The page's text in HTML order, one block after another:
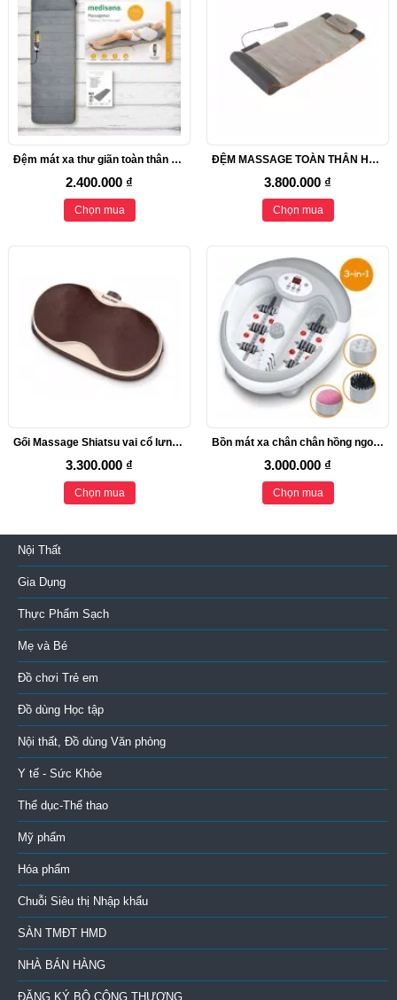
Đệm mát xa thư giãn toàn thân Medisana MM825
2.400.000 ₫
Chọn mua
ĐỆM MASSAGE TOÀN THÂN HOMEDICS YMM-1500-EU
3.800.000 ₫
Chọn mua
Gối Massage Shiatsu vai cổ lưng Beurer MG520
3.300.000 ₫
Chọn mua
Bồn mát xa chân chân hồng ngoại Beurer FB50
3.000.000 ₫
Chọn mua
Nội Thất
Gia Dụng
Thực Phẩm Sạch
Mẹ và Bé
Đồ chơi Trẻ em
Đồ dùng Học tập
Nội thất, Đồ dùng Văn phòng
Y tế - Sức Khỏe
Thể dục-Thể thao
Mỹ phẩm
Hóa phẩm
Chuỗi Siêu thị Nhập khẩu
SÀN TMĐT HMD
NHÀ BÁN HÀNG
ĐĂNG KÝ BỘ CÔNG THƯƠNG